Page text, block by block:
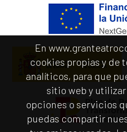
En
cookies propias y de
analíticos, para que
sitio web y
opciones o servicios
puedas compartir